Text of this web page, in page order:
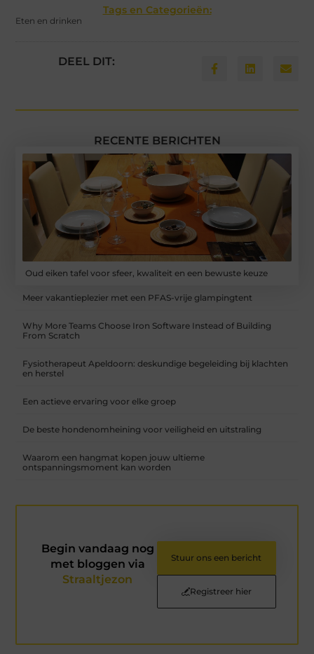
Tags en Categorieën:
Eten en drinken
DEEL DIT:
RECENTE BERICHTEN
Oud eiken tafel voor sfeer, kwaliteit en een bewuste keuze
Meer vakantieplezier met een PFAS-vrije glampingtent
Why More Teams Choose Iron Software Instead of Building
From Scratch
Fysiotherapeut Apeldoorn: deskundige begeleiding bij klachten
en herstel
Een actieve ervaring voor elke groep
De beste hondenomheining voor veiligheid en uitstraling
Waarom een hangmat kopen jouw ultieme
ontspanningsmoment kan worden
Begin vandaag nog
met bloggen via
Straaltjezon
Stuur ons een bericht
Registreer hier